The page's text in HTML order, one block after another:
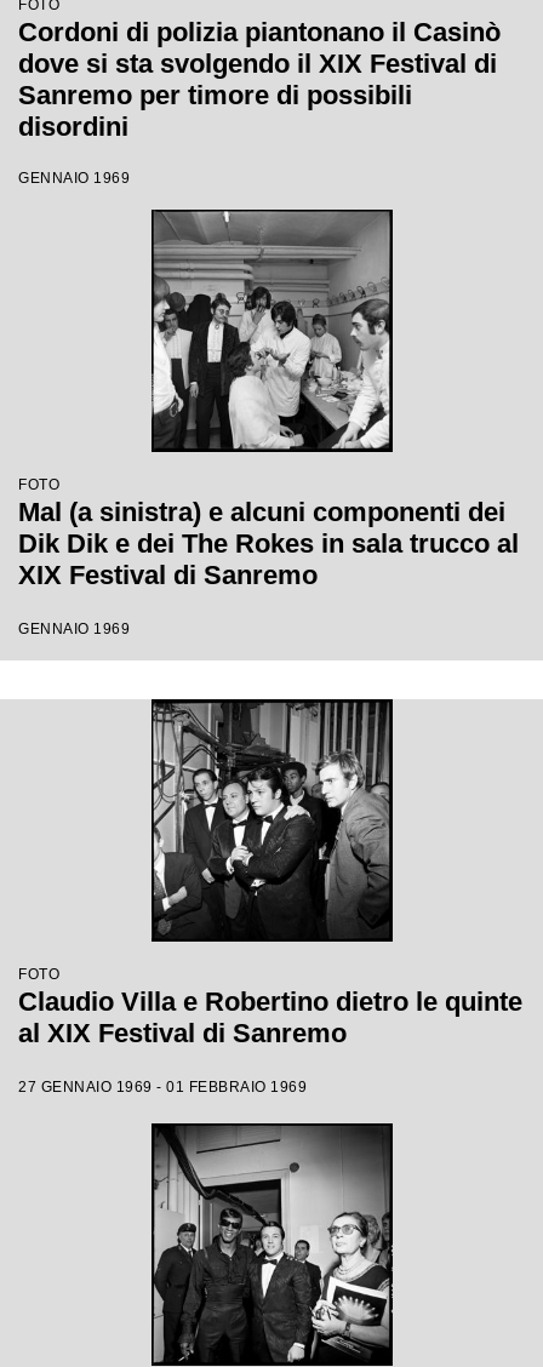
FOTO
Cordoni di polizia piantonano il Casinò
dove si sta svolgendo il XIX Festival di
Sanremo per timore di possibili
disordini
GENNAIO 1969
FOTO
Mal (a sinistra) e alcuni componenti dei
Dik Dik e dei The Rokes in sala trucco al
XIX Festival di Sanremo
GENNAIO 1969
FOTO
Claudio Villa e Robertino dietro le quinte
al XIX Festival di Sanremo
27 GENNAIO 1969 - 01 FEBBRAIO 1969